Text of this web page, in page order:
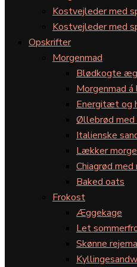
Kostvejleder med
Kostvejleder med
Opskrifter
Morgenmad
Blødkogte æg
Morgenmad
Energitæt og
Øllebrød med
Italienske
Lækker
Chiagrød
Baked oats
Frokost
Æggekage
Let
Skønne